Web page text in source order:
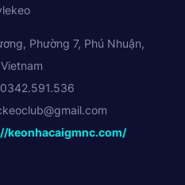
Phường 7, Phú Nhuận,
keonhacaigmnc.com/